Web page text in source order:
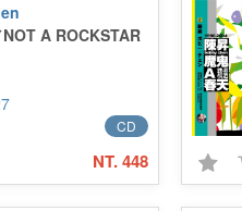
A ROCKSTAR
CD
NT. 448